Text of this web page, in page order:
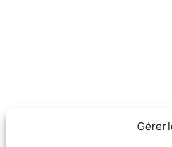
Gérer